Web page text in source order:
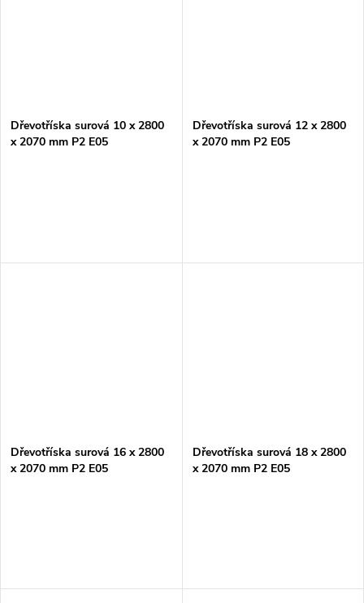
Dřevotříska surová 10 x 2800
x 2070 mm P2 E05
Dřevotříska surová 12 x 2800
x 2070 mm P2 E05
Dřevotříska surová 16 x 2800
x 2070 mm P2 E05
Dřevotříska surová 18 x 2800
x 2070 mm P2 E05